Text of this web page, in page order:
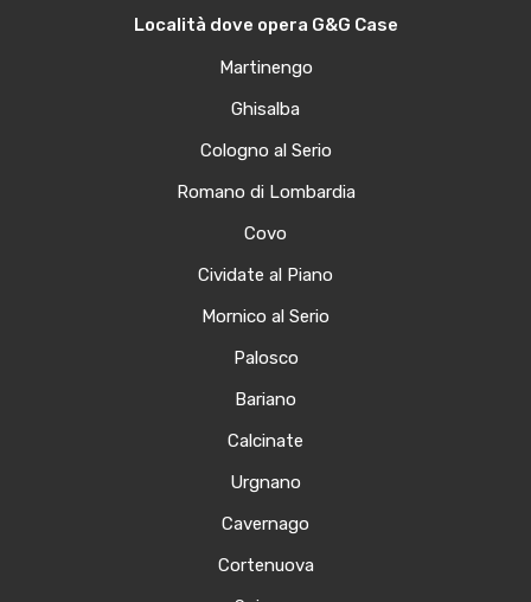
Località dove opera G&G Case
Martinengo
Ghisalba
Cologno al Serio
Romano di Lombardia
Covo
Cividate al Piano
Mornico al Serio
Palosco
Bariano
Calcinate
Urgnano
Cavernago
Cortenuova